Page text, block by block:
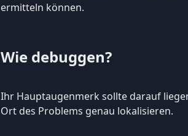
ermitteln können.
Wie debuggen?
Ihr Hauptaugenmerk sollte darauf
Ort des Problems genau lokalisieren.